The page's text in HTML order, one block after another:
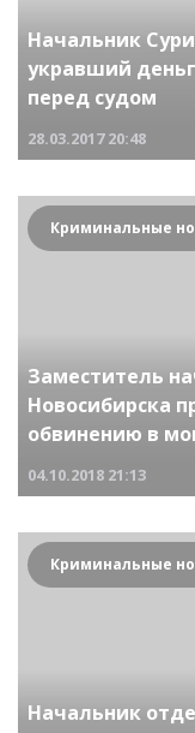
Начальник
укравший
перед судом
28.03.2017 20:48
Заместитель
Новосибирска
обвинению в
04.10.2018 21:13
Начальник